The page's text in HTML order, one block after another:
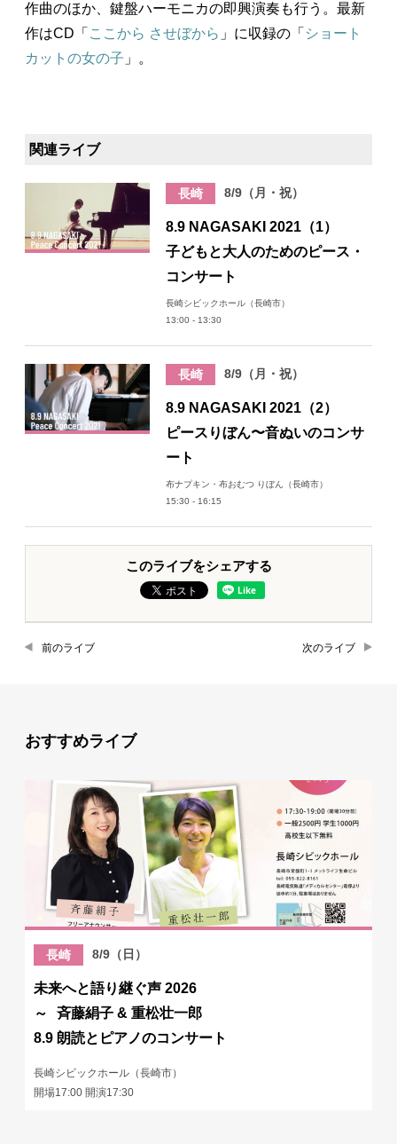
作曲のほか、鍵盤ハーモニカの即興演奏も行う。最新
作はCD「 ここから させぼから 」に収録の「 ショート
カットの女の子 」。
関連ライブ
長崎 8/9（月・祝）
8.9 NAGASAKI 2021（1）
子どもと大人のためのピース・
コンサート
長崎シビックホール（長崎市）
13:00 - 13:30
長崎 8/9（月・祝）
8.9 NAGASAKI 2021（2）
ピースりぼん〜音ぬいのコンサ
ート
布ナプキン・布おむつ りぼん（長崎市）
15:30 - 16:15
このライブをシェアする
前のライブ 次のライブ
おすすめライブ
長崎 8/9（日）
未来へと語り継ぐ声 2026
～ 斉藤絹子 & 重松壮一郎
8.9 朗読とピアノのコンサート
長崎シビックホール（長崎市）
開場17:00 開演17:30